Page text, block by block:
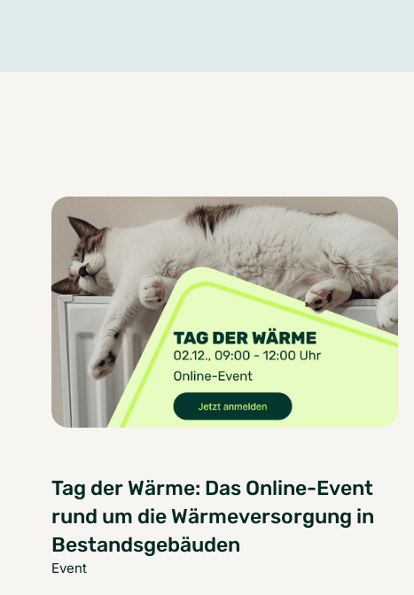
Tag der Wärme: Das Online-Event
rund um die Wärmeversorgung in
Bestandsgebäuden
Event